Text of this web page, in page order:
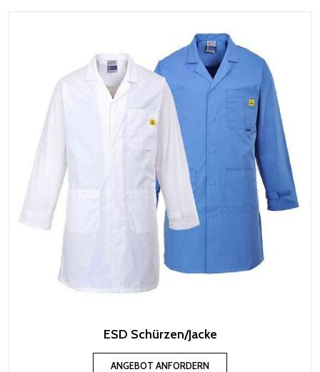
ESD Schürzen/Jacke
ANGEBOT ANFORDERN